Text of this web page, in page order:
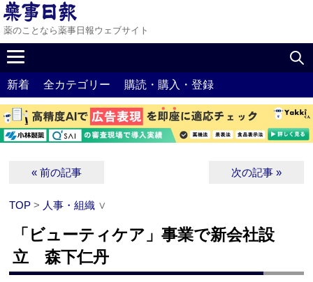
薬のことなら薬事日報ウェブサイト
新着 全カテゴリー 購読・購入・登録
« 前の記事 次の記事 »
TOP > 人事・組織 ∨
「ビューティケア」事業で新会社設
立 森下仁丹